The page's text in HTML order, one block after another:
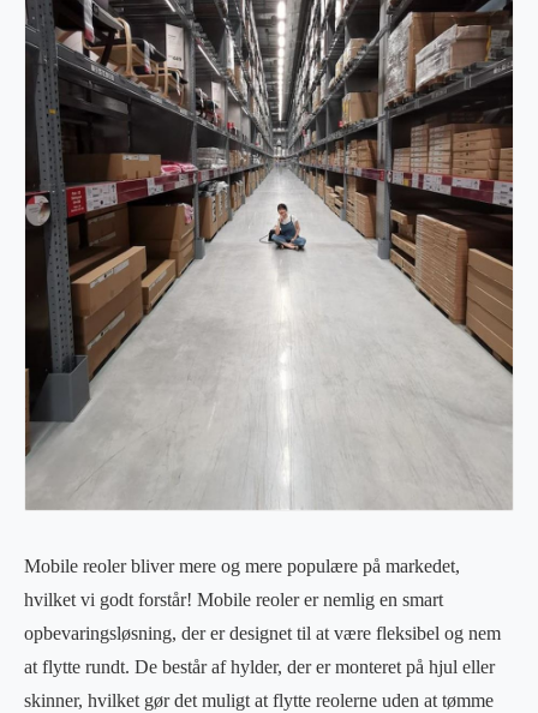
Mobile reoler bliver mere og mere populære på markedet,
hvilket vi godt forstår! Mobile reoler er nemlig en smart
opbevaringsløsning, der er designet til at være fleksibel og nem
at flytte rundt. De består af hylder, der er monteret på hjul eller
skinner, hvilket gør det muligt at flytte reolerne uden at tømme